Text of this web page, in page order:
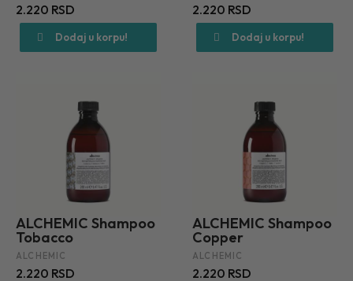
2.220 RSD
Dodaj u korpu!
2.220 RSD
Dodaj u korpu!
ALCHEMIC Shampoo
Tobacco
ALCHEMIC
2.220 RSD
ALCHEMIC Shampoo
Copper
ALCHEMIC
2.220 RSD